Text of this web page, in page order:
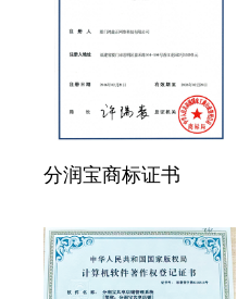
分润宝商标证书